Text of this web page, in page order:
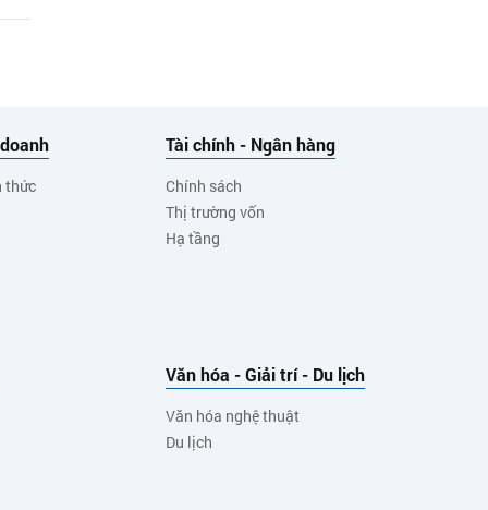
thức
Tài chính - Ngân hàng
Chính sách
Thị trường vốn
Hạ tầng
Văn hóa - Giải trí - Du lịch
Văn hóa nghệ thuật
Du lịch